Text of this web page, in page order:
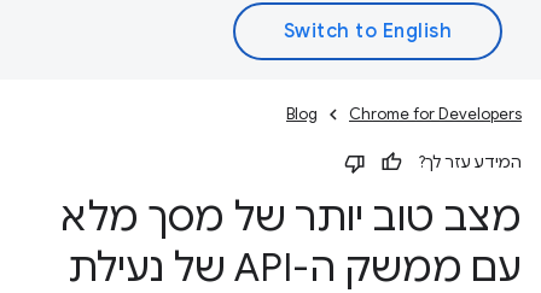
Chrome for Developers
Blog
המידע עזר לך?
מצב טוב יותר של מסך מלא
עם ממשק ה-API של נעילת